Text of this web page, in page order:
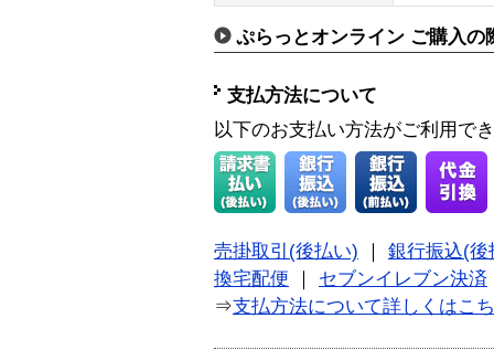
ぷらっとオンライン ご購入の
支払方法について
以下のお支払い方法がご利用で
売掛取引(後払い)
銀行振込(後
換宅配便
セブンイレブン決済
⇒支払方法について詳しくはこ